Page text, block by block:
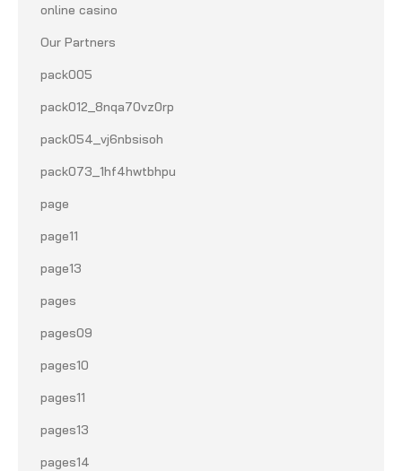
online casino
Our Partners
pack005
pack012_8nqa70vz0rp
pack054_vj6nbsisoh
pack073_1hf4hwtbhpu
page
page11
page13
pages
pages09
pages10
pages11
pages13
pages14